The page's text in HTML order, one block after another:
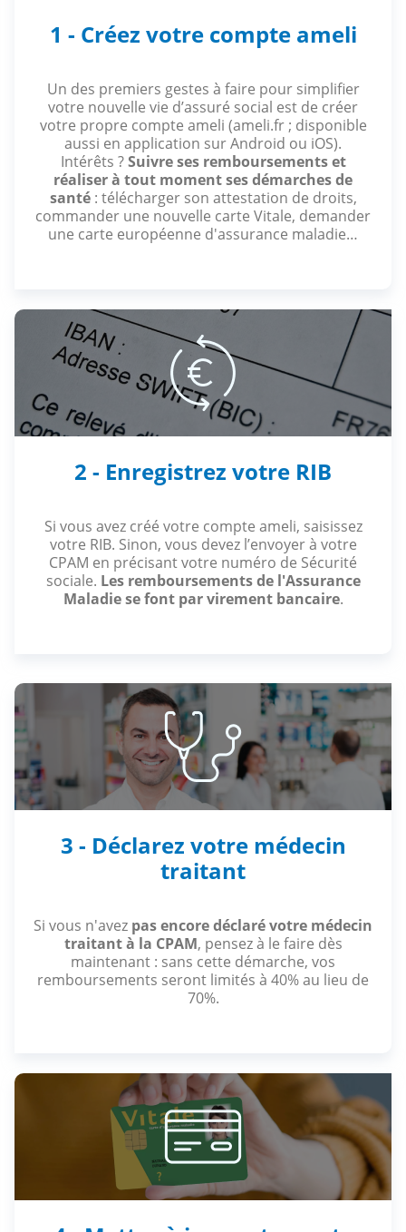
1 - Créez votre compte ameli
Un des premiers gestes à faire pour simplifier
votre nouvelle vie d’assuré social est de créer
votre propre compte ameli (ameli.fr ; disponible
aussi en application sur Android ou iOS).
Intérêts ?Suivre ses remboursements et
réaliser à tout moment ses démarches de
santé : télécharger son attestation de droits,
commander une nouvelle carte Vitale, demander
une carte européenne d'assurance maladie…
2 - Enregistrez votre RIB
Si vous avez créé votre compte ameli, saisissez
votre RIB. Sinon, vous devez l’envoyer à votre
CPAM en précisant votre numéro de Sécurité
sociale. Les remboursements de l'Assurance
Maladie se font par virement bancaire.
3 - Déclarez votre médecin
traitant
Si vous n'avez pas encore déclaré votre médecin
traitant à la CPAM, pensez à le faire dès
maintenant : sans cette démarche, vos
remboursements seront limités à 40% au lieu de
70%.